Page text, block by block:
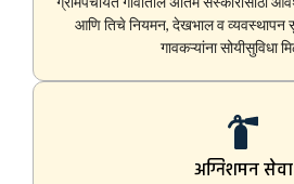
आणि तिचे नियमन, देखभाल व व्यवस्थापन
गावकऱ्यांना सोयीसुविधा
अग्निशमन सेवा